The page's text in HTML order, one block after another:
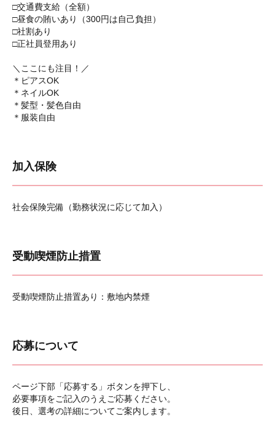
□交通費支給（全額）
□昼食の賄いあり（300円は自己負担）
□社割あり
□正社員登用あり
＼ここにも注目！／
＊ピアスOK
＊ネイルOK
＊髪型・髪色自由
＊服装自由
加入保険
社会保険完備（勤務状況に応じて加入）
受動喫煙防止措置
受動喫煙防止措置あり：敷地内禁煙
応募について
ページ下部「応募する」ボタンを押下し、
必要事項をご記入のうえご応募ください。
後日、選考の詳細についてご案内します。